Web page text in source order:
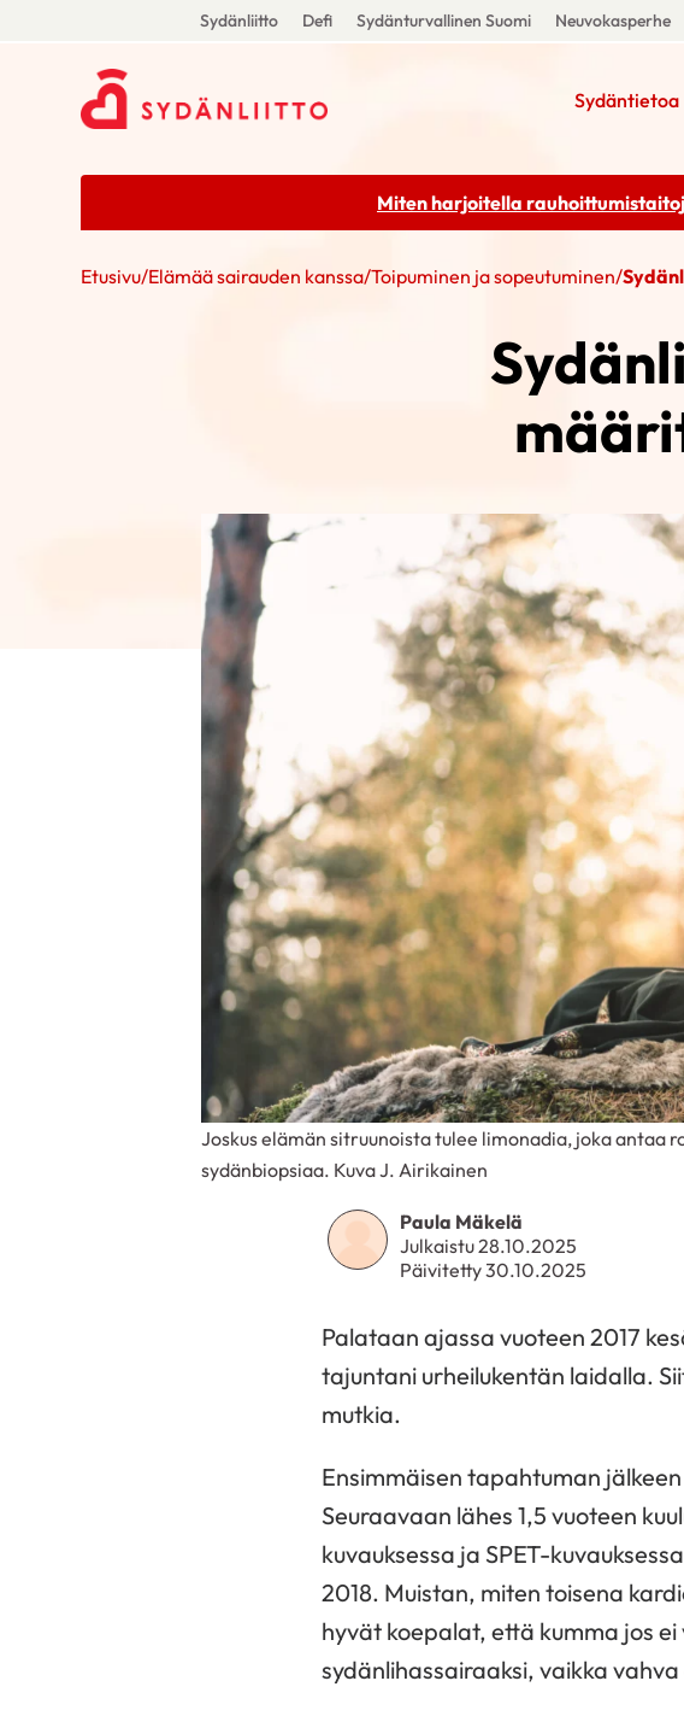
Sydänliitto Defi Sydänturvallinen Suomi Neuvokasperhe
Sydäntietoa
Miten harjoitella
Etusivu/Elämää sairauden kanssa/Toipuminen ja sopeutuminen/
Paula Mäkelä
Julkaistu 28.10.2025
Päivitetty 30.10.2025
Joskus elämän sitruunoista tulee limonadia, joka antaa
sydänbiopsiaa. Kuva J. Airikainen
Palataan ajassa vuoteen 2017
tajuntani urheilukentän laidalla.
mutkia.
Ensimmäisen tapahtuman
Seuraavaan lähes 1,5 vuoteen
kuvauksessa ja SPET-
2018. Muistan, miten toisena
hyvät koepalat, että kumma jos
sydänlihassairaaksi, vaikka